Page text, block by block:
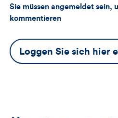
Sie müssen angemeldet sein,
kommentieren
Dieser
Button
Loggen Sie sich hier